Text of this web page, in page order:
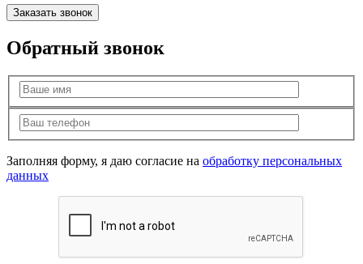
Заказать звонок
Обратный звонок
Заполняя форму, я даю согласие на обработку персональных
данных